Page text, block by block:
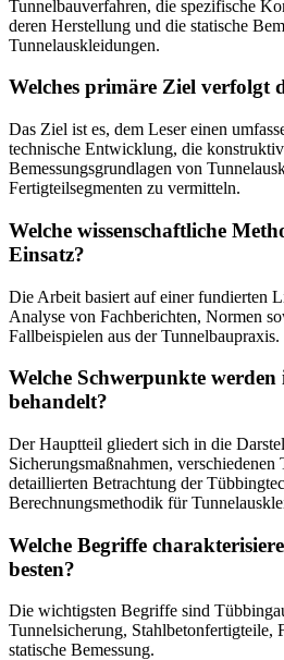
Tunnelbauverfahren, die spezifische
deren Herstellung und die statische
Tunnelauskleidungen.
Welches primäre Ziel verfolgt
Das Ziel ist es, dem Leser einen
technische Entwicklung, die
Bemessungsgrundlagen von
Fertigteilsegmenten zu vermitteln.
Welche wissenschaftliche
Einsatz?
Die Arbeit basiert auf einer fundierten
Analyse von Fachberichten, Normen
Fallbeispielen aus der Tunnelbaupraxis.
Welche Schwerpunkte
behandelt?
Der Hauptteil gliedert sich in die
Sicherungsmaßnahmen,
detaillierten Betrachtung der
Berechnungsmethodik für
Welche Begriffe
besten?
Die wichtigsten Begriffe sind
Tunnelsicherung, Stahlbetonfertigteile,
statische Bemessung.